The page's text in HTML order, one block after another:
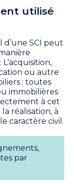
utilisé
d’une SCI peut
ou autre
; toutes
immobilières
à cet
réalisation, à
caractère civil.
par